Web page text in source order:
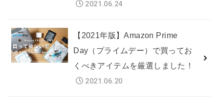
2021.06.24
【2021年版】Amazon Prime
Day（プライムデー）で買ってお
くべきアイテムを厳選しました！
2021.06.20